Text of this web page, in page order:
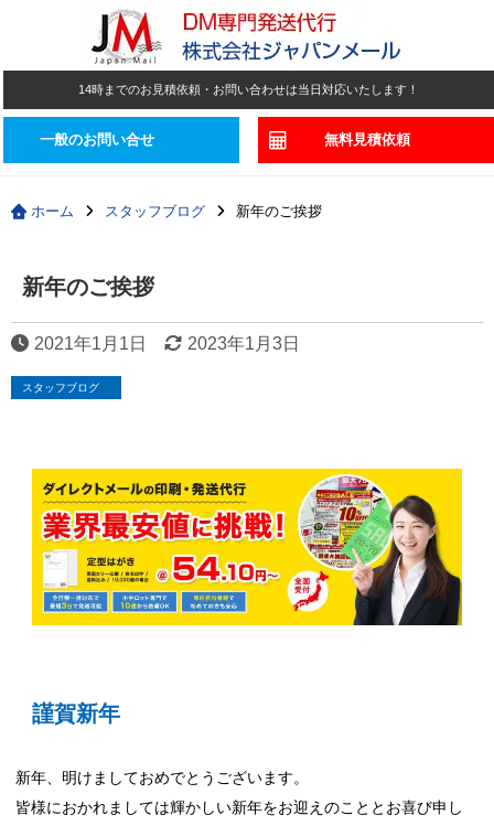
14時までのお見積依頼・お問い合わせは当日対応いたします！
一般のお問い合せ 無料見積依頼
ホーム スタッフブログ 新年のご挨拶
新年のご挨拶
2021年1月1日 2023年1月3日
スタッフブログ
謹賀新年
新年、明けましておめでとうございます。
皆様におかれましては輝かしい新年をお迎えのこととお喜び申し